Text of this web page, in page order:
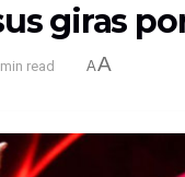
giras
read AA